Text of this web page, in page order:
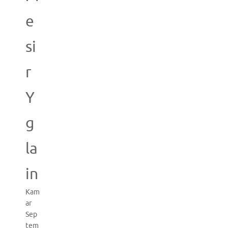
e
si
r
Y
g
la
in
Kam
ar
Sep
tem